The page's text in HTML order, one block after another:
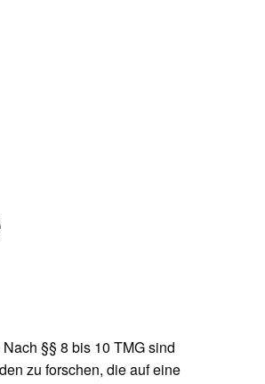
§§ 8 bis 10 TMG sind
zu forschen, die auf eine